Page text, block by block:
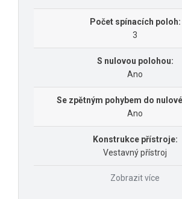
Počet spínacích poloh:
3
S nulovou polohou:
Ano
Se zpětným pohybem do
Ano
Konstrukce přístroje:
Vestavný přístroj
Zobrazit více